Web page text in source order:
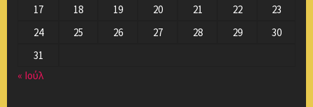
17
18 19 20 21 22
23
24
25 26 27 28 29
30
31
« Ιούλ